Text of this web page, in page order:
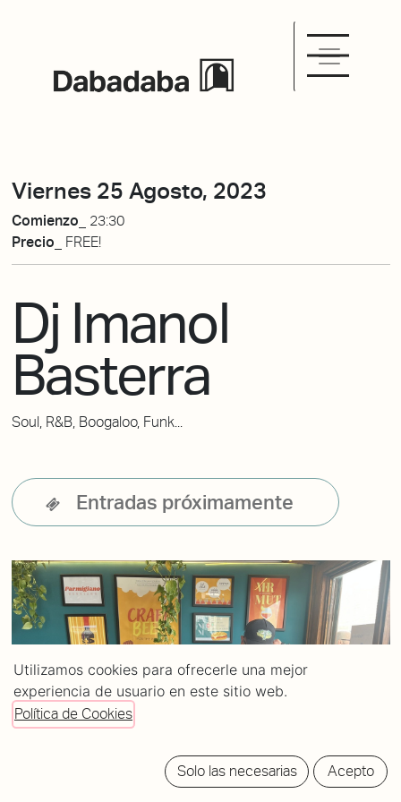
Viernes 25 Agosto, 2023
Comienzo_ 23:30
Precio_
FREE!
Dj Imanol
Basterra
Soul, R&B, Boogaloo, Funk...
Entradas próximamente
Utilizamos cookies para ofrecerle una mejor
experiencia de usuario en este sitio web.
Política de Cookies
Solo las necesarias Acepto